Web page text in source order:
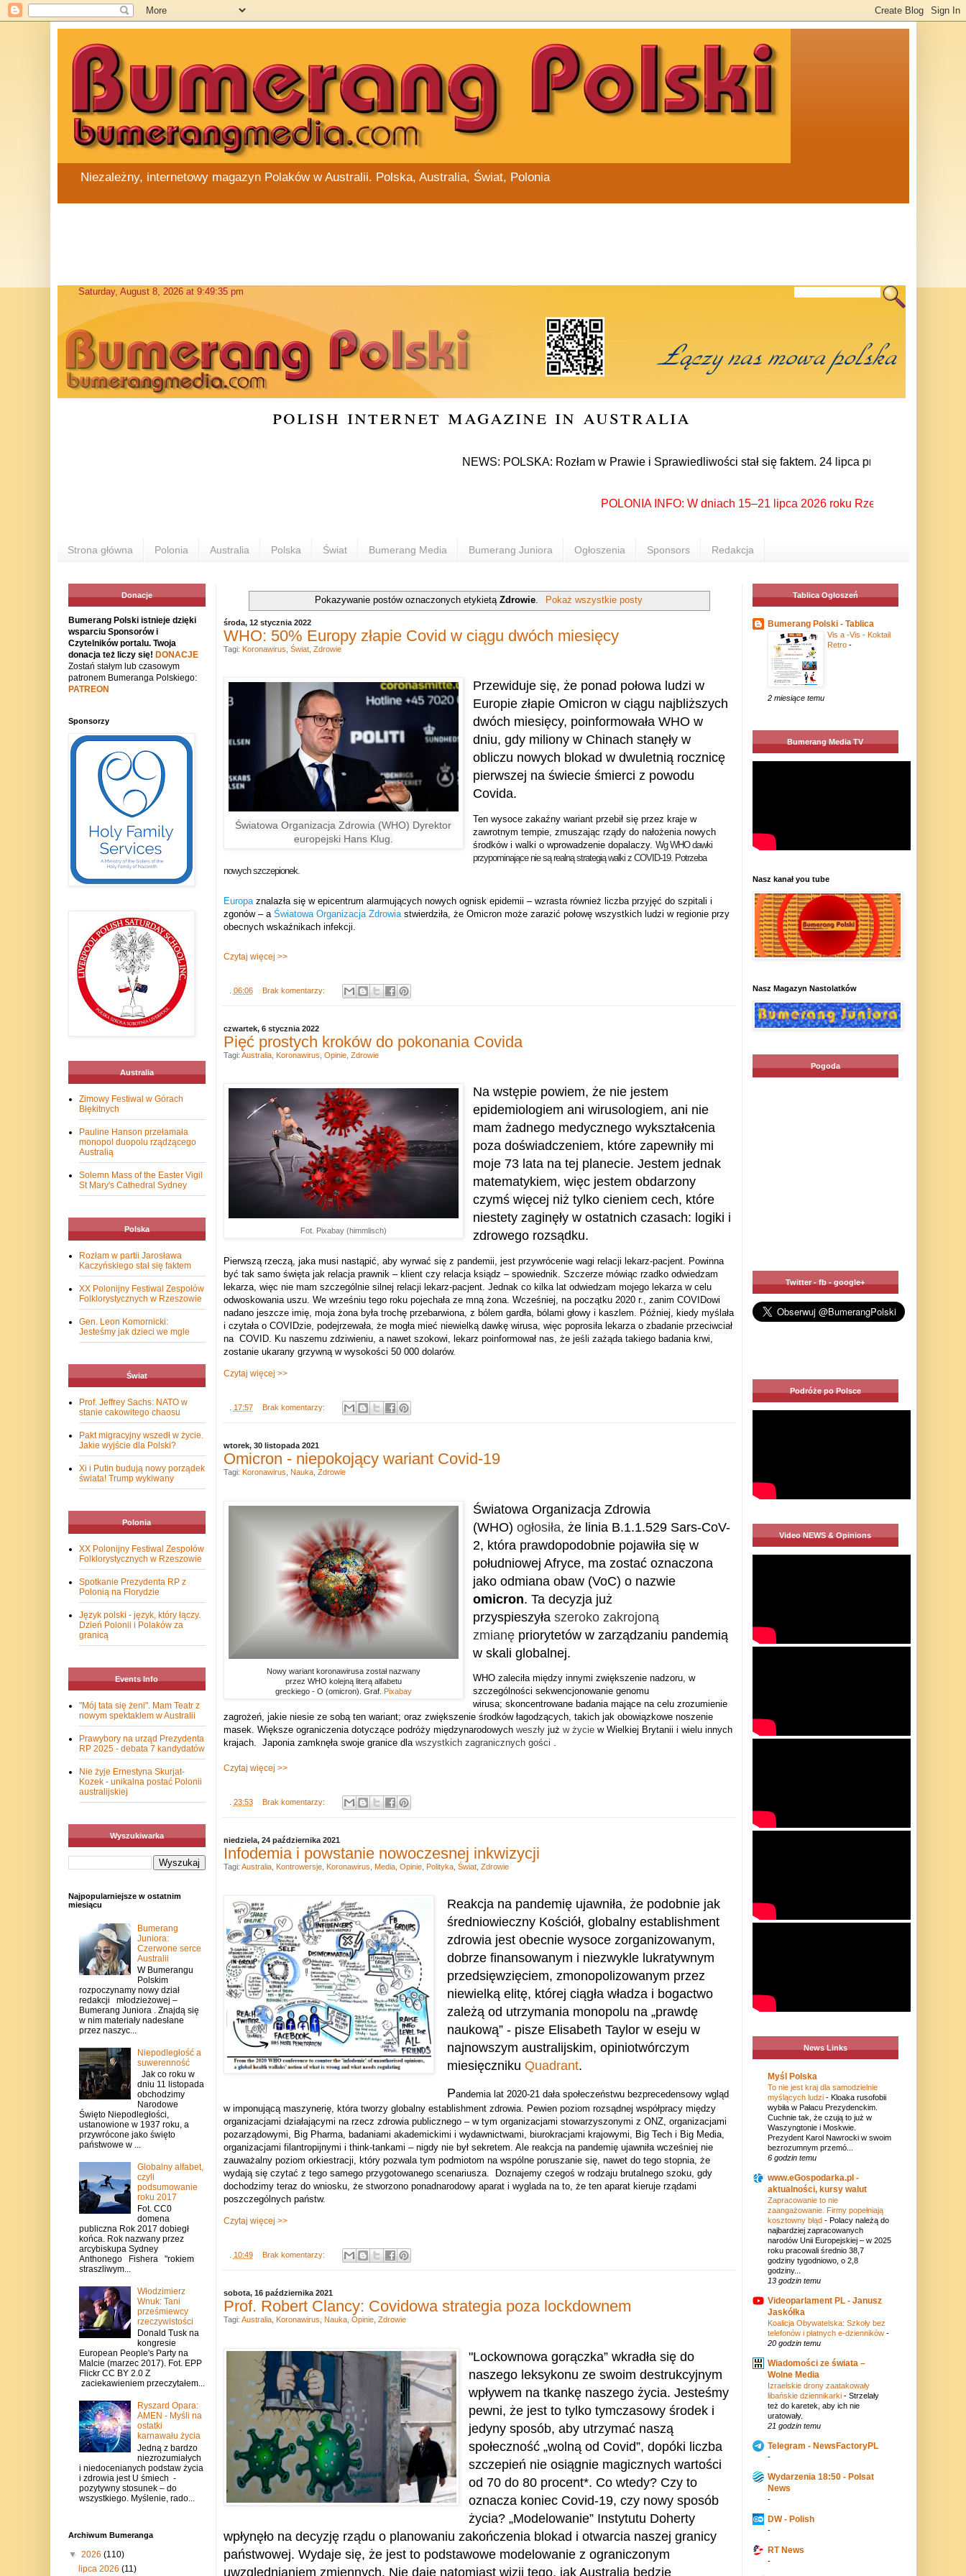
Niezależny, internetowy magazyn Polaków w Australii. Polska, Australia, Świat, Polonia
polish internet magazine in australia
NEWS: POLSKA: Rozłam w Prawie i Sprawiedliwości stał się faktem. 24 lipca prezes partii
POLONIA INFO: W dniach 15–21 lipca 2026 roku Rzeszów ponownie
Strona główna Polonia Australia Polska Świat Bumerang Media Bumerang Juniora Ogłoszenia Sponsors Redakcja
Pokazywanie postów oznaczonych etykietąZdrowie. Pokaż wszystkie posty
środa, 12 stycznia 2022
WHO: 50% Europy złapie Covid w ciągu dwóch miesięcy
Światowa Organizacja Zdrowia (WHO) Dyrektor
europejski Hans Klug.
Przewiduje się, że ponad połowa ludzi w
Europie złapie Omicron w ciągu najbliższych
dwóch miesięcy, poinformowała WHO w
dniu, gdy miliony w Chinach stanęły w
obliczu nowych blokad w dwuletnią rocznicę
pierwszej na świecie śmierci z powodu
Covida.
Ten wysoce zakaźny wariant przebił się przez kraje w
zawrotnym tempie, zmuszając rządy do nałożenia nowych
środków i walki o wprowadzenie dopalaczy. Wg WHO dawki
przypominające nie są realną strategią walki z COVID-19. Potrzeba
nowych szczepionek.
Europaznalazła się w epicentrum alarmujących nowych ognisk epidemii – wzrasta również liczba przyjęć do szpitali i
zgonów – a Światowa Organizacja Zdrowiastwierdziła, że ​​Omicron może zarazić połowę wszystkich ludzi w regionie przy
obecnych wskaźnikach infekcji.
Czytaj więcej >>
06:06 Brak komentarzy:
Tagi: Koronawirus Świat, Zdrowie
czwartek, 6 stycznia 2022
Pięć prostych kroków do pokonania Covida
Fot. Pixabay (himmlisch)
Na wstępie powiem, że nie jestem
epidemiologiem ani wirusologiem, ani nie
mam żadnego medycznego wykształcenia
poza doświadczeniem, które zapewniły mi
moje 73 lata na tej planecie. Jestem jednak
matematykiem, więc jestem obdarzony
czymś więcej niż tylko cieniem cech, które
niestety zaginęły w ostatnich czasach: logiki i
zdrowego rozsądku.
Pierwszą rzeczą, jaka musi nastąpić, aby wyrwać się z pandemii, jest przywrócenie wagi relacji lekarz-pacjent. Powinna
być tak samo święta jak relacja prawnik – klient czy relacja ksiądz – spowiednik. Szczerze mówiąc rzadko odwiedzam
lekarza, więc nie mam szczególnie silnej relacji lekarz-pacjent. Jednak co kilka lat odwiedzam mojego lekarza w celu
odwoskowania uszu. We wrześniu tego roku pojechała ze mną żona. Wcześniej, na początku 2020 r., zanim COVIDowi
nadano jeszcze imię, moja żona była trochę przebarwiona, z bólem gardła, bólami głowy i kaszlem. Później, kiedy myślała
i czytała o COVIDzie, podejrzewała, że ​​ mogła mieć niewielką dawkę wirusa, więc poprosiła lekarza o zbadanie przeciwciał
na COVID. Ku naszemu zdziwieniu, a nawet szokowi, lekarz poinformował nas, że jeśli zażąda takiego badania krwi,
zostanie ukarany grzywną w wysokości 50 000 dolarów.
Czytaj więcej >>
17:57 Brak komentarzy:
Tagi: Australia, Koronawirus Opinie, Zdrowie
wtorek, 30 listopada 2021
Omicron - niepokojący wariant Covid-19
Nowy wariant koronawirusa został nazwany
przez WHO kolejną literą alfabetu
greckiego - O (omicron). Graf. Pixabay
Światowa Organizacja Zdrowia
(WHO) ogłosiła, że linia B.1.1.529 Sars-CoV-
2, która prawdopodobnie pojawiła się w
południowej Afryce, ma zostać oznaczona
jako odmiana obaw (VoC) o nazwie
omicron. Ta decyzja już
przyspieszyła szeroko zakrojoną
zmianępriorytetów w zarządzaniu pandemią
w skali globalnej.
WHO zaleciła między innymi zwiększenie nadzoru, w
szczególności sekwencjonowanie genomu
wirusa; skoncentrowane badania mające na celu zrozumienie
zagrożeń, jakie niesie ze sobą ten wariant; oraz zwiększenie środków łagodzących, takich jak obowiązkowe noszenie
masek. Większe ograniczenia dotyczące podróży międzynarodowych weszłyjuż w życiew Wielkiej Brytanii i wielu innych
krajach.
Japonia zamknęła swoje granice dla wszystkich zagranicznych gości
Czytaj więcej >>
23:53 Brak komentarzy:
Tagi: Koronawirus Nauka, Zdrowie
niedziela, 24 października 2021
Infodemia i powstanie nowoczesnej inkwizycji
Reakcja na pandemię ujawniła, że ​​podobnie jak
średniowieczny Kościół, globalny establishment
zdrowia jest obecnie wysoce zorganizowanym,
dobrze finansowanym i niezwykle lukratywnym
przedsięwzięciem, zmonopolizowanym przez
niewielką elitę, której ciągła władza i bogactwo
zależą od utrzymania monopolu na „prawdę
naukową” - pisze Elisabeth Taylor w eseju w
najnowszym australijskim, opiniotwórczym
miesięczniku Quadrant.
Pandemia lat 2020-21 dała społeczeństwu bezprecedensowy wgląd
w imponującą maszynerię, która tworzy globalny establishment zdrowia. Pewien poziom rozsądnej współpracy między
organizacjami działającymi na rzecz zdrowia publicznego – w tym organizacjami stowarzyszonymi z ONZ, organizacjami
pozarządowymi, Big Pharma, badaniami akademickimi i wydawnictwami, biurokracjami krajowymi, Big Tech i Big Media,
organizacjami filantropijnymi i think-tankami – nigdy nie był sekretem. Ale reakcja na pandemię ujawniła wcześniej nie
zauważalny poziom orkiestracji, który pozwala tym podmiotom na wspólne poruszanie się, nawet do tego stopnia, że ​​
wydają się czytać z tego samego przygotowanego scenariusza.
Doznajemy czegoś w rodzaju brutalnego szoku, gdy
dochodzimy teraz do wniosku, że stworzono ponadnarodowy aparat i wyglada na to, że ten aparat kieruje rządami
poszczególnych państw.
Czytaj więcej >>
10:49 Brak komentarzy:
Tagi: Australia, Kontrowersje, Koronawirus Media, Opinie, Polityka, Świat, Zdrowie
sobota, 16 października 2021
Prof. Robert Clancy: Covidowa strategia poza lockdownem
"Lockownowa gorączka” wkradła się do
naszego leksykonu ze swoim destrukcyjnym
wpływem na tkankę naszego życia. Jesteśmy
pewni, że jest to tylko tymczasowy środek i
jedyny sposób, aby utrzymać naszą
społeczność „wolną od Covid”, dopóki liczba
szczepień nie osiągnie magicznych wartości
od 70 do 80 procent*. Co wtedy? Czy to
oznacza koniec Covid-19, czy nowy sposób
życia? „Modelowanie” Instytutu Doherty
wpłynęło na decyzję rządu o planowaniu zakończenia blokad i otwarcia naszej granicy
państwowej. Wydaje się, że jest to podstawowe modelowanie z ograniczonym
uwzględnianiem zmiennych. Nie daje natomiast wizji tego, jak Australia będzie
Tagi: Australia, Koronawirus Nauka, Opinie, Zdrowie
Donacje
Bumerang Polski istnieje dzięki
wsparciu Sponsorów i
Czytelników portalu. Twoja
donacja też liczy się! DONACJE
Zostań stałym lub czasowym
patronem Bumeranga Polskiego:
PATREON
Sponsorzy
Australia
Zimowy Festiwal w Górach
Błękitnych
Pauline Hanson przełamała
monopol duopolu rządzącego
Australią
Solemn Mass of the Easter Vigil
St Mary's Cathedral Sydney
Polska
Rozłam w partii Jarosława
Kaczyńskiego stał się faktem
XX Polonijny Festiwal Zespołów
Folklorystycznych w Rzeszowie
Gen. Leon Komornicki:
Jesteśmy jak dzieci we mgle
Świat
Prof. Jeffrey Sachs: NATO w
stanie cakowitego chaosu
Pakt migracyjny wszedł w życie.
Jakie wyjście dla Polski?
Xi i Putin budują nowy porządek
świata! Trump wykiwany
Polonia
XX Polonijny Festiwal Zespołów
Folklorystycznych w Rzeszowie
Spotkanie Prezydenta RP z
Polonią na Florydzie
Język polski - język, który łączy.
Dzień Polonii i Polaków za
granicą
Events Info
"Mój tata się żeni". Mam Teatr z
nowym spektaklem w Australii
Prawybory na urząd Prezydenta
RP 2025 - debata 7 kandydatów
Nie żyje Ernestyna Skurjat-
Kozek - unikalna postać Polonii
australijskiej
Wyszukiwarka
Najpopularniejsze w ostatnim
miesiącu
Bumerang
Juniora:
Czerwone serce
Australii
W Bumerangu
Polskim
rozpoczynamy nowy dział
redakcji młodzieżowej –
Bumerang Juniora . Znajdą się
w nim materiały nadesłane
przez naszyc...
Niepodległość a
suwerenność
Jak co roku w
dniu 11 listopada
obchodzimy
Narodowe
Święto Niepodległości,
ustanowione w 1937 roku, a
przywrócone jako święto
państwowe w ...
Globalny alfabet,
czyli
podsumowanie
roku 2017
Fot. CC0
domena
publiczna Rok 2017 dobiegł
końca. Rok nazwany przez
arcybiskupa Sydney
Anthonego Fishera "rokiem
straszliwym...
Włodzimierz
Wnuk: Tani
prześmiewcy
rzeczywistości
Donald Tusk na
kongresie
European People's Party na
Malcie (marzec 2017). Fot. EPP
Flickr CC BY 2.0 Z
zaciekawieniem przeczytałem...
Ryszard Opara:
AMEN - Myśli na
ostatki
karnawału życia
Jedną z bardzo
niezrozumiałych
i niedocenianych podstaw życia
i zdrowia jest U śmiech -
pozytywny stosunek – do
wszystkiego. Myślenie, rado...
Archiwum Bumeranga
▼ 2026 (110)
lipca 2026 (11)
Tablica Ogłoszeń
Bumerang Polski - Tablica
Vis a -Vis - Koktail
Retro -
2 miesiące temu
Bumerang Media TV
Nasz kanał you tube
Nasz Magazyn Nastolatków
Pogoda
Twitter - fb - google+
Podróże po Polsce
Video NEWS & Opinions
News Links
Myśl Polska
To nie jest kraj dla samodzielnie
myślących ludzi - Kloaka rusofobii
wybiła w Pałacu Prezydenckim.
Cuchnie tak, że czują to już w
Waszyngtonie i Moskwie.
Prezydent Karol Nawrocki w swoim
bezrozumnym przemó...
6 godzin temu
www.eGospodarka.pl -
aktualności, kursy walut
Zapracowanie to nie
zaangażowanie. Firmy popełniają
kosztowny błąd - Polacy należą do
najbardziej zapracowanych
narodów Unii Europejskiej – w 2025
roku pracowali średnio 38,7
godziny tygodniowo, o 2,8
godziny...
13 godzin temu
Videoparlament PL - Janusz
Jaskółka
Koalicja Obywatelska: Szkoły bez
telefonów i płatnych e-dzienników -
20 godzin temu
Wiadomości ze świata –
Wolne Media
Izraelskie drony zaatakowały
libańskie dziennikarki - Strzelały
też do karetek, aby ich nie
uratowały.
21 godzin temu
Telegram - NewsFactoryPL
-
Wydarzenia 18:50 - Polsat
News
-
DW - Polish
-
RT News
-